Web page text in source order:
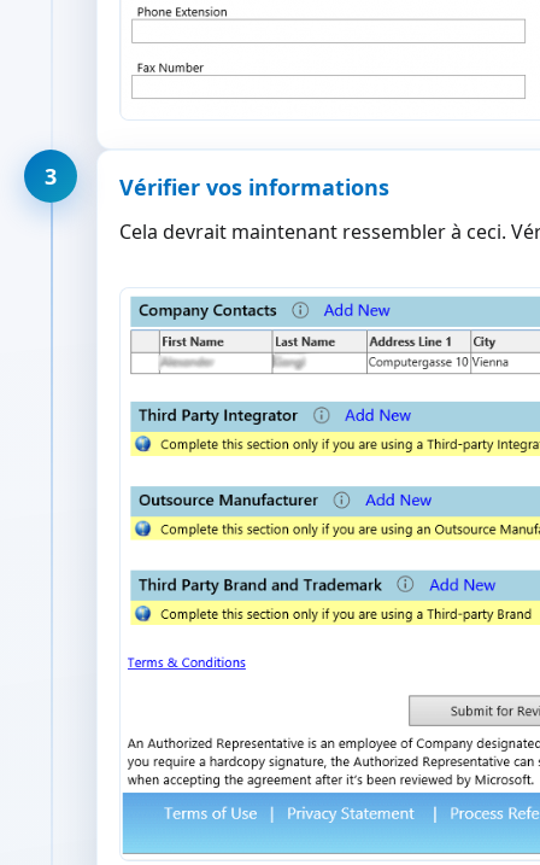
3 Vérifier vos informations
Cela devrait maintenant ressembler à ceci.